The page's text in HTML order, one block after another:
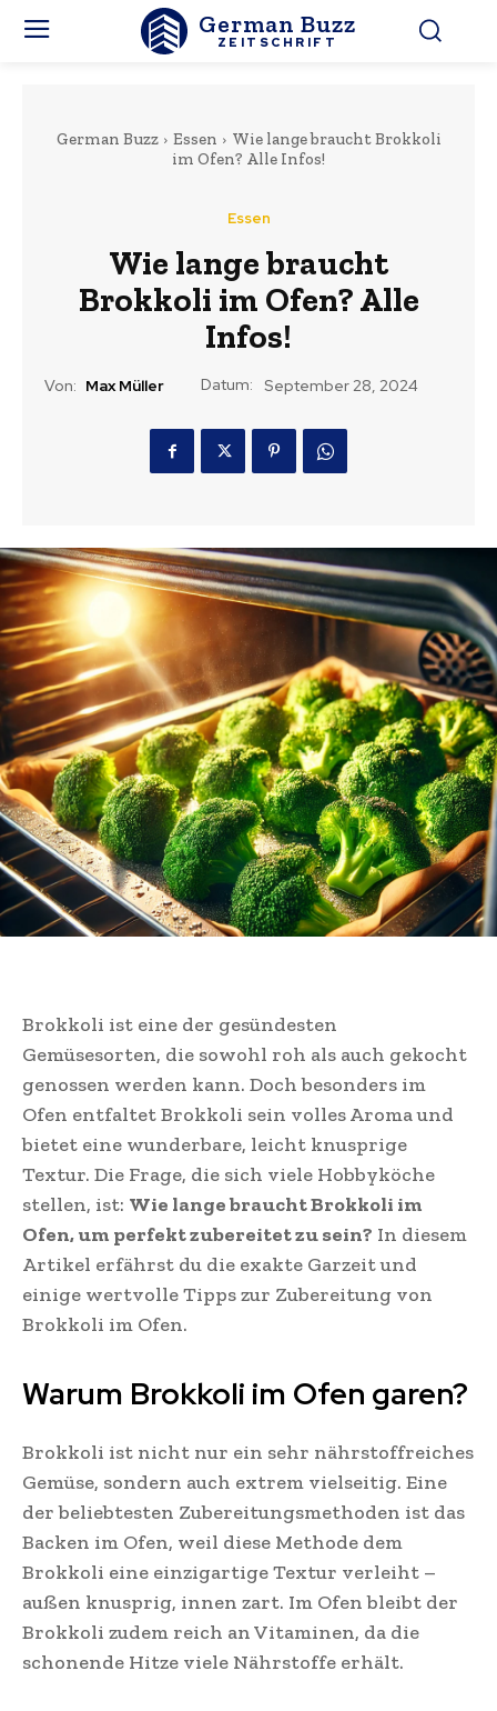
German Buzz
ZEITSCHRIFT
German Buzz Essen
Wie lange braucht Brokkoli
im Ofen? Alle Infos!
Essen
Wie lange braucht
Brokkoli im Ofen? Alle
Infos!
Von: Max Müller Datum: September 28, 2024
Brokkoli ist eine der gesündesten
Gemüsesorten, die sowohl roh als auch gekocht
genossen werden kann. Doch besonders im
Ofen entfaltet Brokkoli sein volles Aroma und
bietet eine wunderbare, leicht knusprige
Textur. Die Frage, die sich viele Hobbyköche
stellen, ist: Wie lange braucht Brokkoli im
Ofen, um perfekt zubereitet zu sein? In diesem
Artikel erfährst du die exakte Garzeit und
einige wertvolle Tipps zur Zubereitung von
Brokkoli im Ofen.
Warum Brokkoli im Ofen garen?
Brokkoli ist nicht nur ein sehr nährstoffreiches
Gemüse, sondern auch extrem vielseitig. Eine
der beliebtesten Zubereitungsmethoden ist das
Backen im Ofen, weil diese Methode dem
Brokkoli eine einzigartige Textur verleiht –
außen knusprig, innen zart. Im Ofen bleibt der
Brokkoli zudem reich an Vitaminen, da die
schonende Hitze viele Nährstoffe erhält.